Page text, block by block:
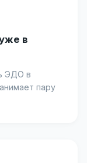
в
ЭДО в
пару